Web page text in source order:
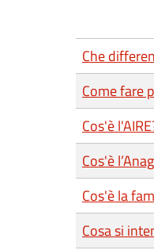
Che
Come fare
Cos'è
Cos'è
Cos'è la
Cosa si